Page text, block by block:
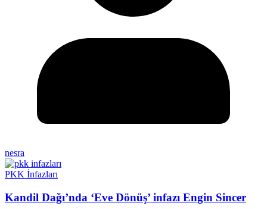
nesra
PKK İnfazları
Kandil Dağı’nda ‘Eve Dönüş’ infazı Engin Sincer